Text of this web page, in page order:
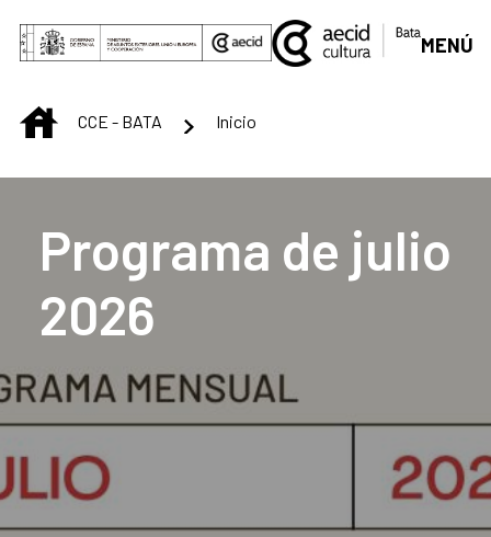
Saltar al contenido principal
MENÚ
INICIOCCE - BATA Inicio
Programa de julio
2026